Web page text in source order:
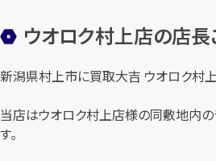
ウオロク村上店の店
新潟県村上市に買取大吉 ウオロク村
当店はウオロク村上店様の同敷地内
す。